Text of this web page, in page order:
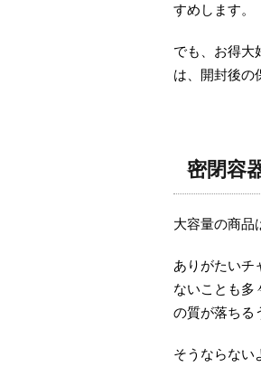
すめします。
でも、お得大
は、開封後の
密閉容
大容量の商品
ありがたいチ
ないことも多
の質が落ちる
そうならない